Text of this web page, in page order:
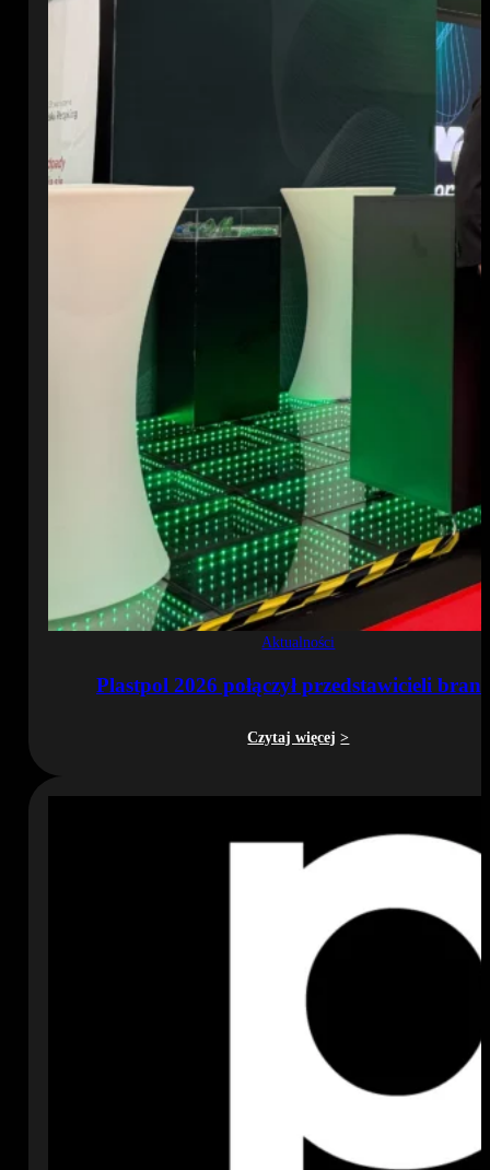
Aktualności
Plastpol 2026 połączył przedstawicieli
Czytaj więcej